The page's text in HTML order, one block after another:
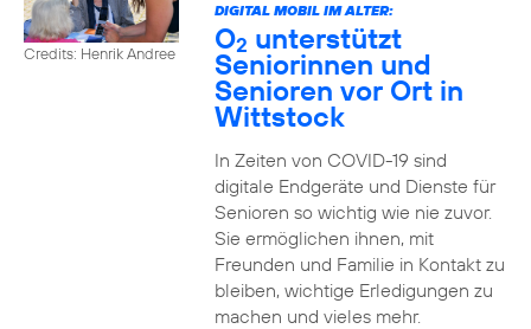
Credits: Henrik Andree
DIGITAL MOBIL IM ALTER:
O2 unterstützt
Seniorinnen und
Senioren vor Ort in
Wittstock
In Zeiten von COVID-19 sind
digitale Endgeräte und Dienste für
Senioren so wichtig wie nie zuvor.
Sie ermöglichen ihnen, mit
Freunden und Familie in Kontakt zu
bleiben, wichtige Erledigungen zu
machen und vieles mehr.